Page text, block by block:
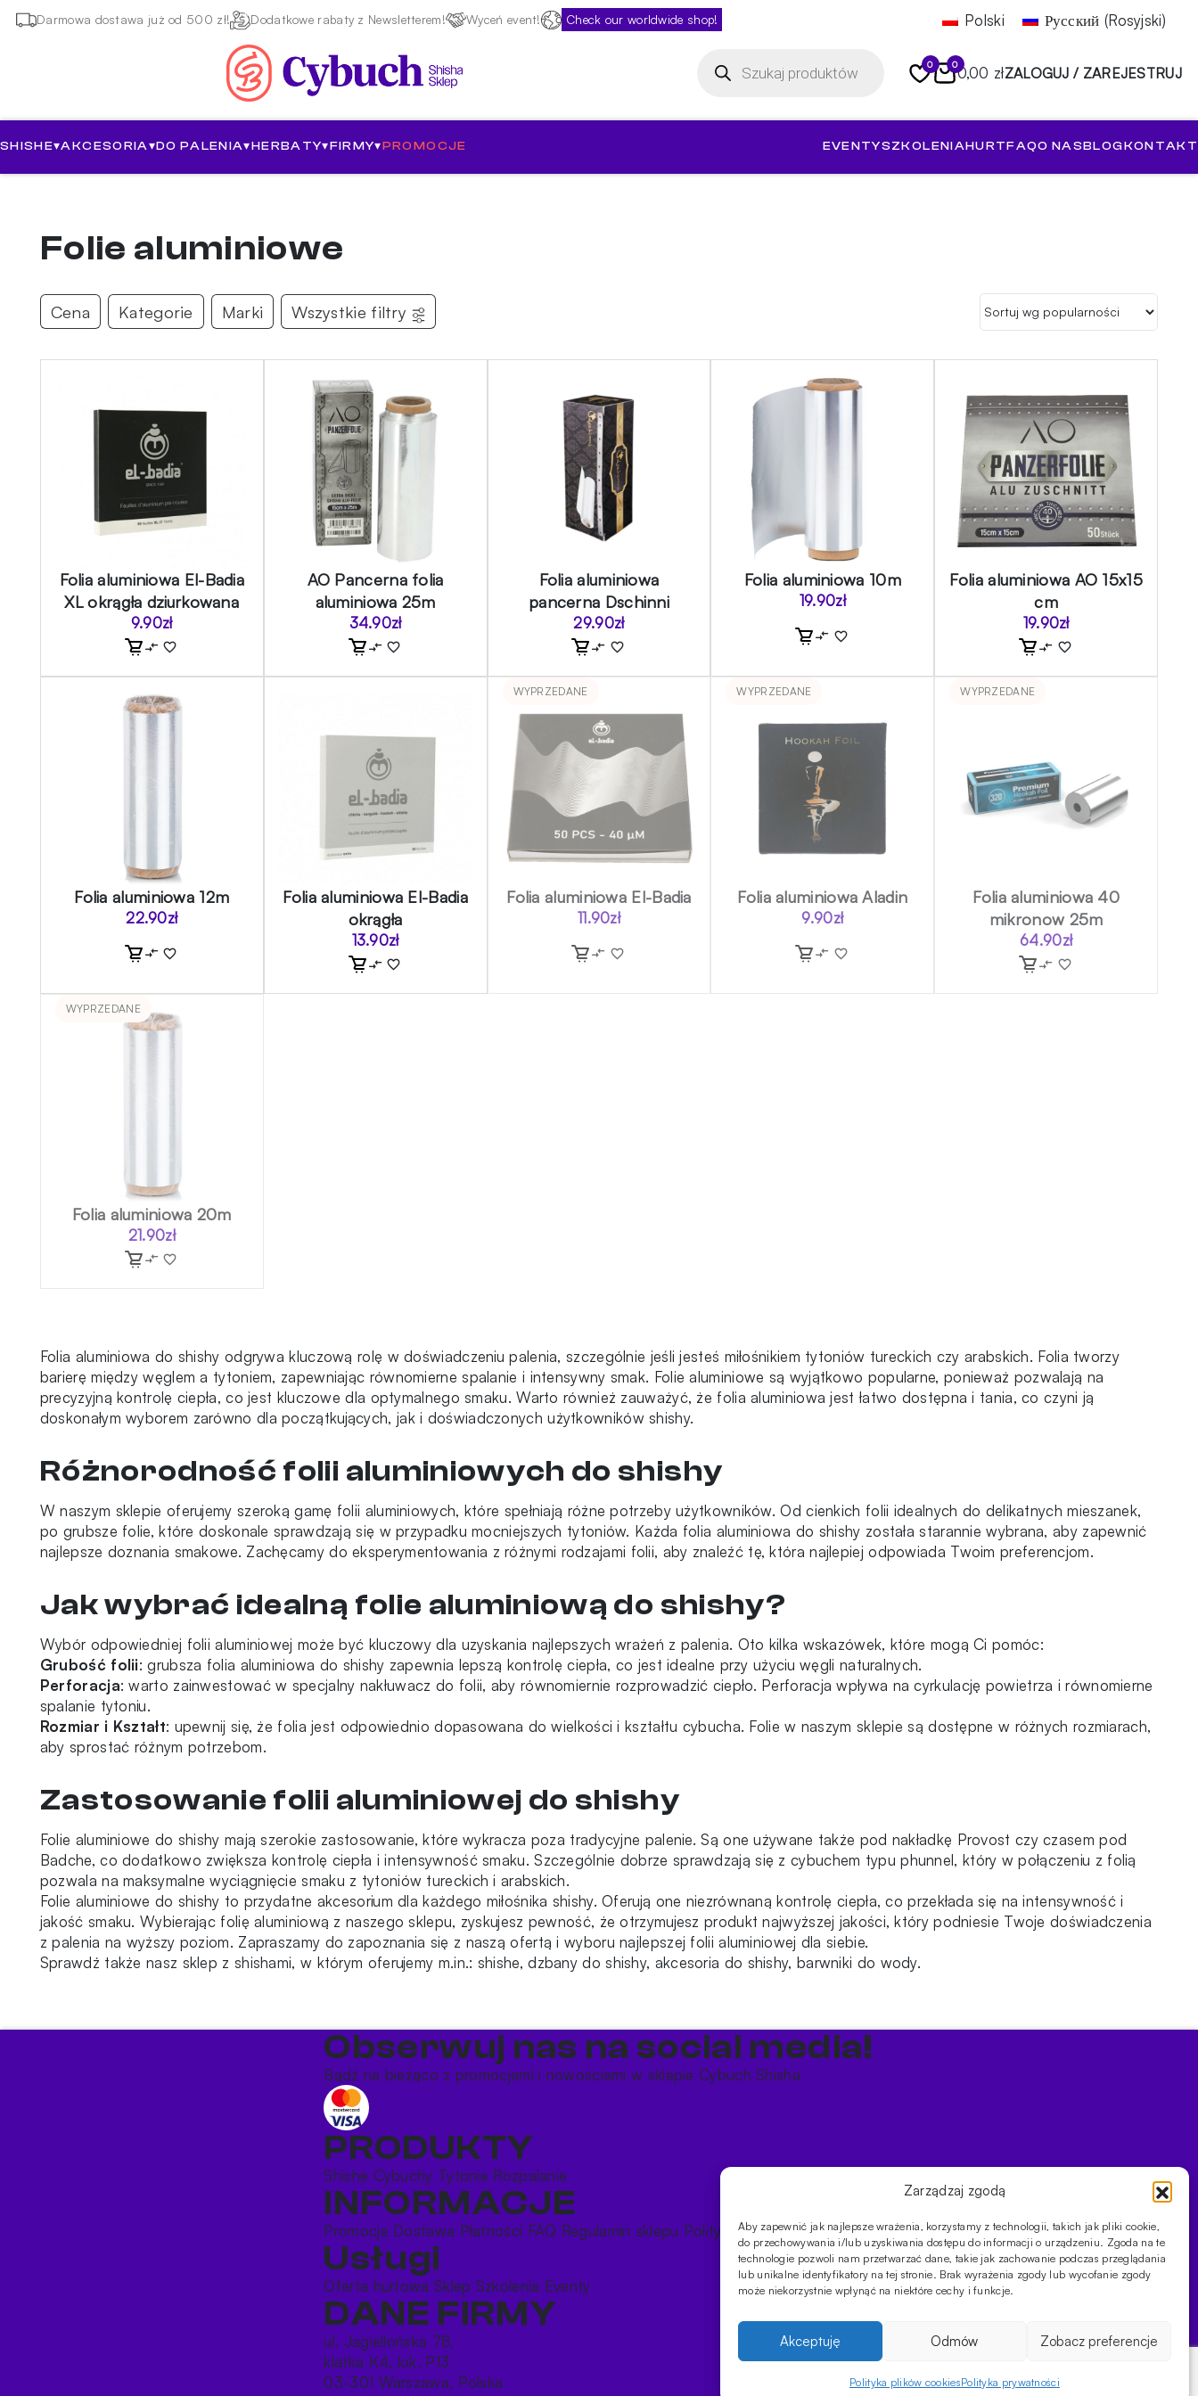
Zarządzaj zgodą
Aby zapewnić jak najlepsze wrażenia, korzystamy z technologii, takich jak pliki cookie,
do przechowywania i/lub uzyskiwania dostępu do informacji o urządzeniu. Zgoda na te
technologie pozwoli nam przetwarzać dane, takie jak zachowanie podczas przeglądania
lub unikalne identyfikatory na tej stronie. Brak wyrażenia zgody lub wycofanie zgody
może niekorzystnie wpłynąć na niektóre cechy i funkcje.
Akceptuję Odmów Zobacz preferencje
Polityka plików cookiesPolityka prywatności
Darmowa dostawa już od 500 zł! Dodatkowe rabaty z Newsletterem! Wyceń event! Check our worldwide shop! Polski Русский (Rosyjski)
produktów 0 00,00 złZALOGUJ / ZAREJESTRUJ
SHISHE▾AKCESORIA▾DO PALENIA▾HERBATY▾FIRMY▾PROMOCJE EVENTYSZKOLENIAHURTFAQO NASBLOGKONTAKT
Folie aluminiowe
Cena Kategorie Marki Wszystkie filtry
Folia aluminiowa El-Badia
XL okrągła dziurkowana
9.90zł
AO Pancerna folia
aluminiowa 25m
34.90zł
Folia aluminiowa
pancerna Dschinni
29.90zł
Folia aluminiowa 10m
19.90zł
Folia aluminiowa AO 15x15
cm
19.90zł
Folia aluminiowa 12m
22.90zł
Folia aluminiowa El-Badia
okrągła
13.90zł
WYPRZEDANE
Folia aluminiowa El-Badia
11.90zł
WYPRZEDANE
Folia aluminiowa Aladin
9.90zł
WYPRZEDANE
Folia aluminiowa 40
mikronow 25m
64.90zł
WYPRZEDANE
Folia aluminiowa 20m
21.90zł
Folia aluminiowa do shishy odgrywa kluczową rolę w doświadczeniu palenia, szczególnie jeśli jesteś miłośnikiem tytoniów tureckich czy arabskich. Folia tworzy
barierę między węglem a tytoniem, zapewniając równomierne spalanie i intensywny smak. Folie aluminiowe są wyjątkowo popularne, ponieważ pozwalają na
precyzyjną kontrolę ciepła, co jest kluczowe dla optymalnego smaku. Warto również zauważyć, że folia aluminiowa jest łatwo dostępna i tania, co czyni ją
doskonałym wyborem zarówno dla początkujących, jak i doświadczonych użytkowników shishy.
Różnorodność folii aluminiowych do shishy
W naszym sklepie oferujemy szeroką gamę folii aluminiowych, które spełniają różne potrzeby użytkowników. Od cienkich folii idealnych do delikatnych mieszanek,
po grubsze folie, które doskonale sprawdzają się w przypadku mocniejszych tytoniów. Każda folia aluminiowa do shishy została starannie wybrana, aby zapewnić
najlepsze doznania smakowe. Zachęcamy do eksperymentowania z różnymi rodzajami folii, aby znaleźć tę, która najlepiej odpowiada Twoim preferencjom.
Jak wybrać idealną folie aluminiową do shishy?
Wybór odpowiedniej folii aluminiowej może być kluczowy dla uzyskania najlepszych wrażeń z palenia. Oto kilka wskazówek, które mogą Ci pomóc:
Grubość folii: grubsza folia aluminiowa do shishy zapewnia lepszą kontrolę ciepła, co jest idealne przy użyciu węgli naturalnych.
Perforacja: warto zainwestować w specjalny nakłuwacz do folii, aby równomiernie rozprowadzić ciepło. Perforacja wpływa na cyrkulację powietrza i równomierne
spalanie tytoniu.
Rozmiar i Kształt: upewnij się, że folia jest odpowiednio dopasowana do wielkości i kształtu cybucha. Folie w naszym sklepie są dostępne w różnych rozmiarach,
aby sprostać różnym potrzebom.
Zastosowanie folii aluminiowej do shishy
Folie aluminiowe do shishy mają szerokie zastosowanie, które wykracza poza tradycyjne palenie. Są one używane także pod nakładkę Provost czy czasem pod
Badche, co dodatkowo zwiększa kontrolę ciepła i intensywność smaku. Szczególnie dobrze sprawdzają się z cybuchem typu phunnel, który w połączeniu z folią
pozwala na maksymalne wyciągnięcie smaku z tytoniów tureckich i arabskich.
Folie aluminiowe do shishy to przydatne akcesorium dla każdego miłośnika shishy. Oferują one niezrównaną kontrolę ciepła, co przekłada się na intensywność i
jakość smaku. Wybierając folię aluminiową z naszego sklepu, zyskujesz pewność, że otrzymujesz produkt najwyższej jakości, który podniesie Twoje doświadczenia
z palenia na wyższy poziom. Zapraszamy do zapoznania się z naszą ofertą i wyboru najlepszej folii aluminiowej dla siebie.
Sprawdź także nasz sklep z shishami, w którym oferujemy m.in.: shishe,dzbany do shishy, akcesoria do shishy, barwniki do wody.
Obserwuj nas na social media!
Bądź na bieżąco z promocjami i nowościami w sklepie Cybuch Shisha
PRODUKTY
Shishe Cybuchy Tytonie Rozpalanie
INFORMACJE
Promocje Dostawa Płatności FAQ Regulamin sklepu Polityka prywatności
Usługi
Oferta hurtowa Sklep Szkolenia Eventy
DANE FIRMY
ul. Jagiellońska 78,
klatka K4, lok. P13
03-301 Warszawa, Polska